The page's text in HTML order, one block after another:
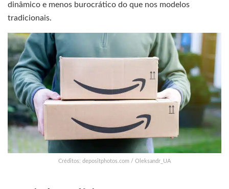
dinâmico e menos burocrático do que nos modelos
tradicionais.
Créditos: depositphotos.com / Oleksandr_UA